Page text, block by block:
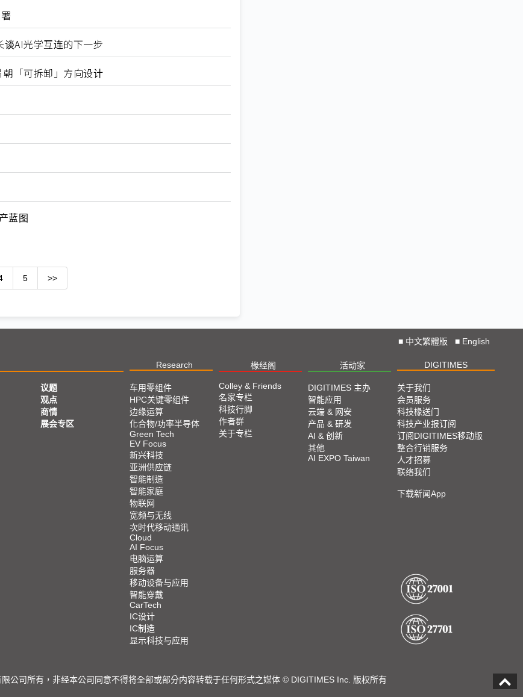
AI光学互连的下一步
「可拆卸」方向设计
蓝图
5 >>
■ 中文繁體版 ■ English
Research 椽经阁 活动家 DIGITIMES
议题
观点
商情
展会专区
车用零组件
HPC关键零组件
边缘运算
化合物/功率半导体
Green Tech
EV Focus
新兴科技
亚洲供应链
智能制造
智能家庭
物联网
宽频与无线
次时代移动通讯
Cloud
AI Focus
电脑运算
服务器
移动设备与应用
智能穿戴
CarTech
IC设计
IC制造
显示科技与应用
Colley & Friends
名家专栏
科技行脚
作者群
关于专栏
DIGITIMES 主办
智能应用
云端 & 网安
产品 & 研发
AI & 创新
其他
AI EXPO Taiwan
关于我们
会员服务
科技椽送门
科技产业报订阅
订阅DIGITIMES移动版
整合行销服务
人才招募
联络我们
下载新闻App
公司所有，非经本公司同意不得将全部或部分内容转载于任何形式之媒体 © DIGITIMES Inc. 版权所有